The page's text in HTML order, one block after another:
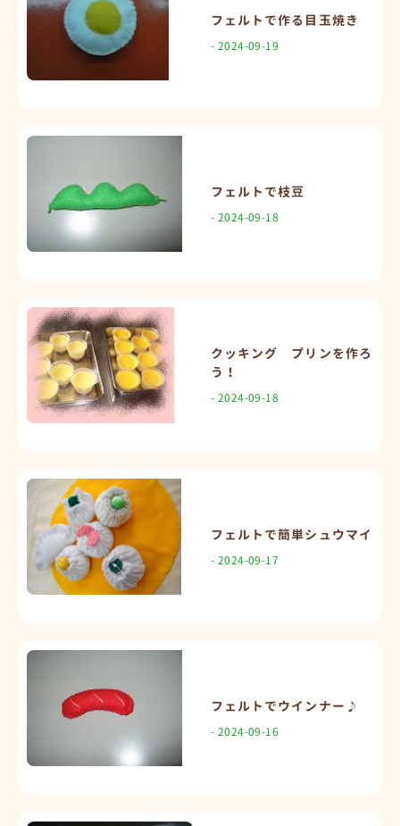
フェルトで作る目玉焼き
- 2024-09-19
フェルトで枝豆
- 2024-09-18
クッキング プリンを作ろ
う！
- 2024-09-18
フェルトで簡単シュウマイ
- 2024-09-17
フェルトでウインナー♪
- 2024-09-16